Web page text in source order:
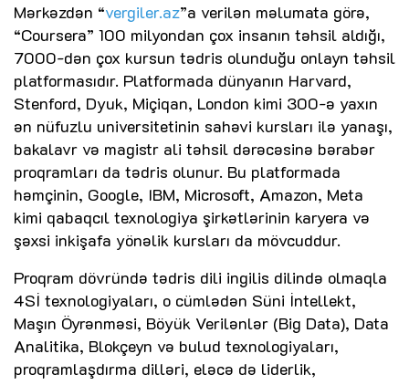
Mərkəzdən “vergiler.az”a verilən məlumata görə,
“Coursera” 100 milyondan çox insanın təhsil aldığı,
7000-dən çox kursun tədris olunduğu onlayn təhsil
platformasıdır. Platformada dünyanın Harvard,
Stenford, Dyuk, Miçiqan, London kimi 300-ə yaxın
ən nüfuzlu universitetinin sahəvi kursları ilə yanaşı,
bakalavr və magistr ali təhsil dərəcəsinə bərabər
proqramları da tədris olunur. Bu platformada
həmçinin, Google, IBM, Microsoft, Amazon, Meta
kimi qabaqcıl texnologiya şirkətlərinin karyera və
şəxsi inkişafa yönəlik kursları da mövcuddur.
Proqram dövründə tədris dili ingilis dilində olmaqla
4Sİ texnologiyaları, o cümlədən Süni İntellekt,
Maşın Öyrənməsi, Böyük Verilənlər (Big Data), Data
Analitika, Blokçeyn və bulud texnologiyaları,
proqramlaşdırma dilləri, eləcə də liderlik,